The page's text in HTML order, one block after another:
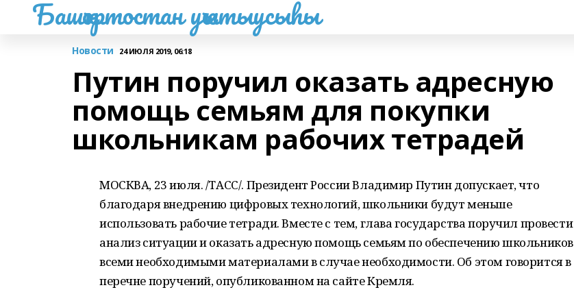
Башҡортостан уҡытыусыһы
Новости 24 ИЮЛЯ 2019, 06:18
Путин поручил оказать адресную
помощь семьям для покупки
школьникам рабочих тетрадей
МОСКВА, 23 июля. /ТАСС/. Президент России Владимир Путин допускает, что
благодаря внедрению цифровых технологий, школьники будут меньше
использовать рабочие тетради. Вместе с тем, глава государства поручил провести
анализ ситуации и оказать адресную помощь семьям по обеспечению школьников
всеми необходимыми материалами в случае необходимости. Об этом говорится в
перечне поручений, опубликованном на сайте Кремля.